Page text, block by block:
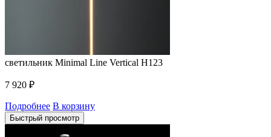
светильник Minimal Line Vertical H123
7 920 ₽
Подробнее В корзину
Быстрый просмотр